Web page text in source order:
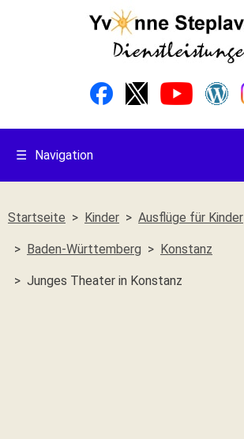
☰ Navigation
Startseite Kinder Ausflüge für Kinder
Baden-Württemberg Konstanz
Junges Theater in Konstanz